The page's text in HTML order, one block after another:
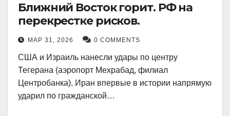
Ближний Восток горит. РФ на
перекрестке рисков.
МАР 31, 2026 0 COMMENTS
США и Израиль нанесли удары по центру
Тегерана (аэропорт Мехрабад, филиал
Центробанка). Иран впервые в истории напрямую
ударил по гражданской…